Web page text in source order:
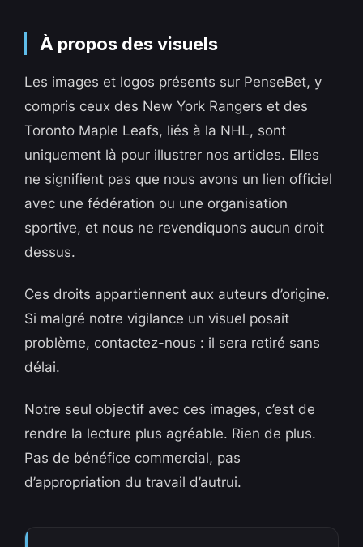
À propos des visuels
Les images et logos présents sur PenseBet, y
compris ceux des New York Rangers et des
Toronto Maple Leafs, liés à la NHL, sont
uniquement là pour illustrer nos articles. Elles
ne signifient pas que nous avons un lien officiel
avec une fédération ou une organisation
sportive, et nous ne revendiquons aucun droit
dessus.
Ces droits appartiennent aux auteurs d’origine.
Si malgré notre vigilance un visuel posait
problème, contactez-nous : il sera retiré sans
délai.
Notre seul objectif avec ces images, c’est de
rendre la lecture plus agréable. Rien de plus.
Pas de bénéfice commercial, pas
d’appropriation du travail d’autrui.